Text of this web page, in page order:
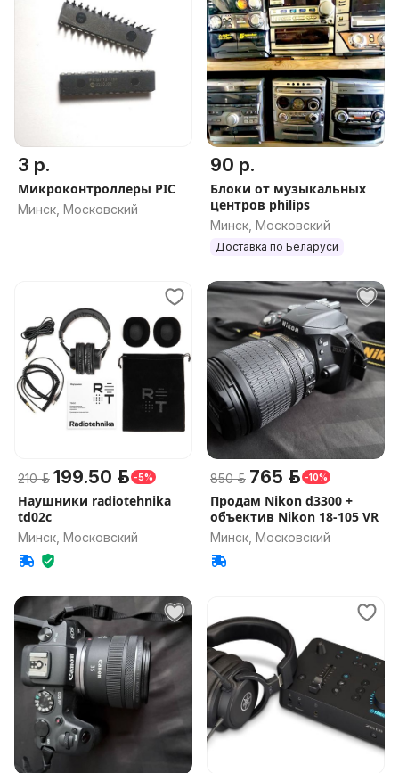
3 р.
Микроконтроллеры PIC
Минск, Московский
90 р.
Блоки от музыкальных
центров philips
Минск, Московский
Доставка по Беларуси
210 р. 199.50 р. -5%
Наушники radiotehnika
td02c
Минск, Московский
850 р. 765 р. -10%
Продам Nikon d3300 +
объектив Nikon 18-105 VR
Минск, Московский